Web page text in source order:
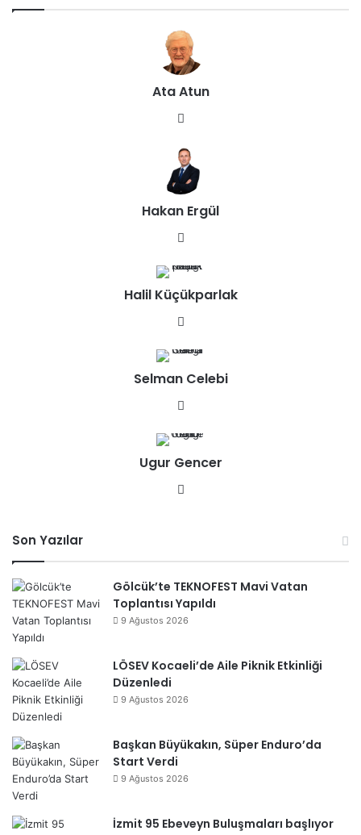
Ata Atun
esi
Hakan Ergül
sit
esi
Halil Küçükparlak
sit
esi
Selman Celebi
sit
esi
Ugur Gencer
Son Yazılar
Gölcük’te TEKNOFEST Mavi Vatan
Toplantısı Yapıldı
9 Ağustos 2026
LÖSEV Kocaeli’de Aile Piknik Etkinliği
Düzenledi
9 Ağustos 2026
Başkan Büyükakın, Süper Enduro’da
Start Verdi
9 Ağustos 2026
İzmit 95 Ebeveyn Buluşmaları başlıyor